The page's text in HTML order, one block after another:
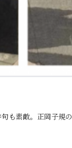
も素敵。正岡子規の